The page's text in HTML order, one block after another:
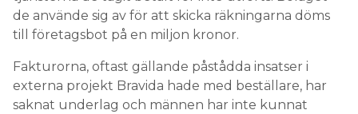
de använde sig av för att skicka räkningarna döms
till företagsbot på en miljon kronor.
Fakturorna, oftast gällande påstådda insatser i
externa projekt Bravida hade med beställare, har
saknat underlag och männen har inte kunnat